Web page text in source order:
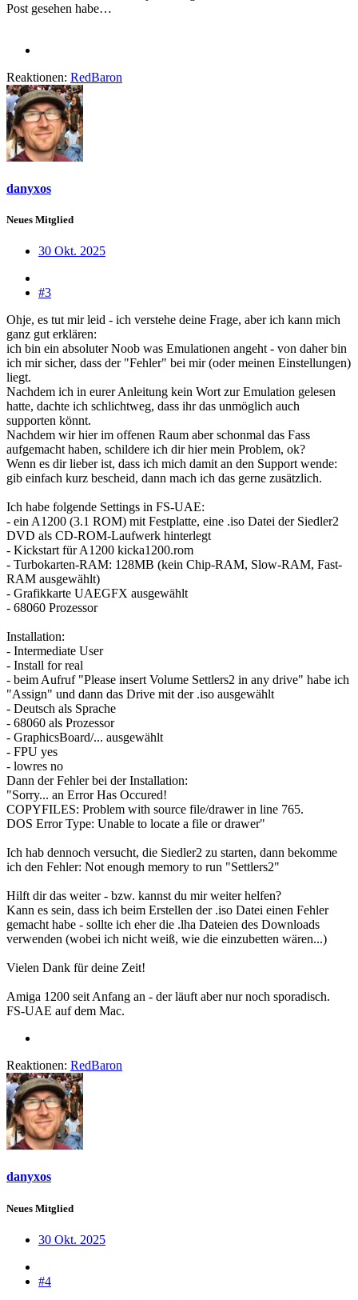
Post gesehen habe…
Reaktionen: RedBaron
danyxos
Neues Mitglied
30 Okt. 2025
#3
Ohje, es tut mir leid - ich verstehe deine Frage, aber ich kann mich
ganz gut erklären:
ich bin ein absoluter Noob was Emulationen angeht - von daher bin
ich mir sicher, dass der "Fehler" bei mir (oder meinen Einstellungen)
liegt.
Nachdem ich in eurer Anleitung kein Wort zur Emulation gelesen
hatte, dachte ich schlichtweg, dass ihr das unmöglich auch
supporten könnt.
Nachdem wir hier im offenen Raum aber schonmal das Fass
aufgemacht haben, schildere ich dir hier mein Problem, ok?
Wenn es dir lieber ist, dass ich mich damit an den Support wende:
gib einfach kurz bescheid, dann mach ich das gerne zusätzlich.
Ich habe folgende Settings in FS-UAE:
- ein A1200 (3.1 ROM) mit Festplatte, eine .iso Datei der Siedler2
DVD als CD-ROM-Laufwerk hinterlegt
- Kickstart für A1200 kicka1200.rom
- Turbokarten-RAM: 128MB (kein Chip-RAM, Slow-RAM, Fast-
RAM ausgewählt)
- Grafikkarte UAEGFX ausgewählt
- 68060 Prozessor
Installation:
- Intermediate User
- Install for real
- beim Aufruf "Please insert Volume Settlers2 in any drive" habe ich
"Assign" und dann das Drive mit der .iso ausgewählt
- Deutsch als Sprache
- 68060 als Prozessor
- GraphicsBoard/... ausgewählt
- FPU yes
- lowres no
Dann der Fehler bei der Installation:
"Sorry... an Error Has Occured!
COPYFILES: Problem with source file/drawer in line 765.
DOS Error Type: Unable to locate a file or drawer"
Ich hab dennoch versucht, die Siedler2 zu starten, dann bekomme
ich den Fehler: Not enough memory to run "Settlers2"
Hilft dir das weiter - bzw. kannst du mir weiter helfen?
Kann es sein, dass ich beim Erstellen der .iso Datei einen Fehler
gemacht habe - sollte ich eher die .lha Dateien des Downloads
verwenden (wobei ich nicht weiß, wie die einzubetten wären...)
Vielen Dank für deine Zeit!
Amiga 1200 seit Anfang an - der läuft aber nur noch sporadisch.
FS-UAE auf dem Mac.
Reaktionen: RedBaron
danyxos
Neues Mitglied
30 Okt. 2025
#4